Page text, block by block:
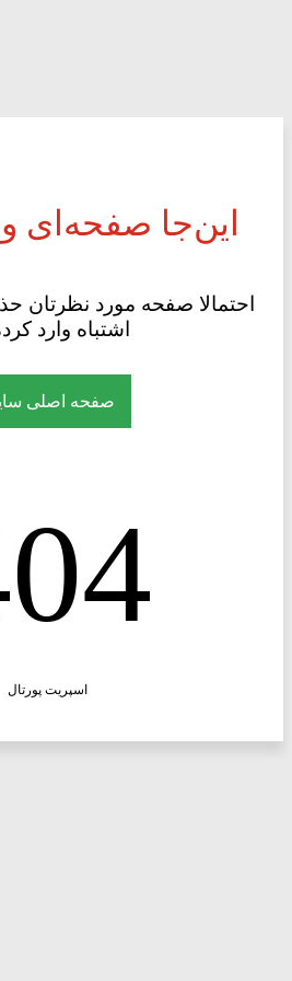
این‌جا صفحه‌ای
احتمالا صفحه مورد نظرتان
اشتباه وارد
صفحه اصلی
اسپریت پورتال